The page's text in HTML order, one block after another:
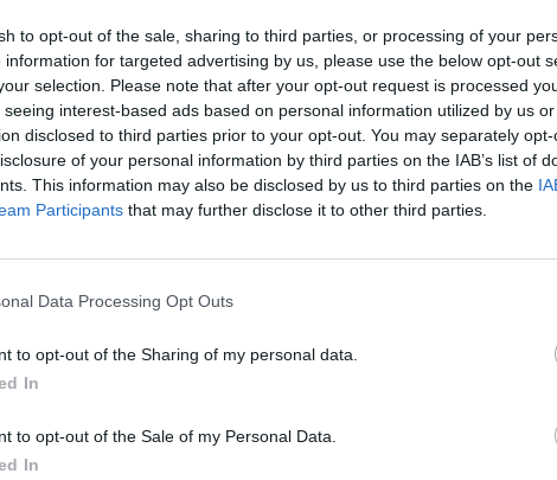
to opt-out of the sale, sharing to third parties, or processing of your
information for targeted advertising by us, please use the below opt-out
selection. Please note that after your opt-out request is processed
seeing interest-based ads based on personal information utilized by us
disclosed to third parties prior to your opt-out. You may separately
of your personal information by third parties on the IAB’s list of
This information may also be disclosed by us to third parties on the
Participants that may further disclose it to other third parties.
Data Processing Opt Outs
to opt-out of the Sharing of my personal data.
In
to opt-out of the Sale of my Personal Data.
In